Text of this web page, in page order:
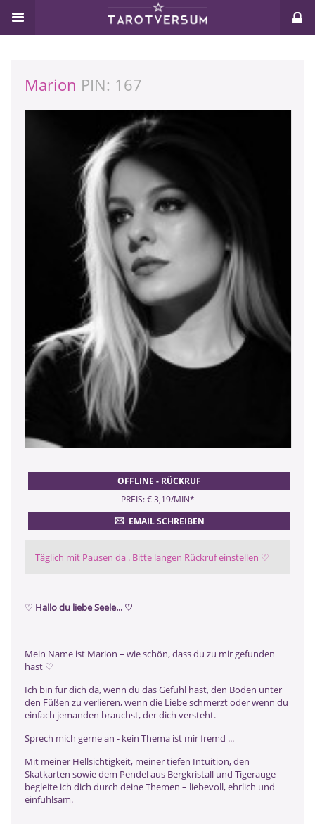
Marion PIN: 167
OFFLINE - RÜCKRUF
PREIS: € 3,19/MIN*
EMAIL SCHREIBEN
Täglich mit Pausen da . Bitte langen Rückruf einstellen ♡
♡ Hallo du liebe Seele... ♡
Mein Name ist Marion – wie schön, dass du zu mir gefunden
hast ♡
Ich bin für dich da, wenn du das Gefühl hast, den Boden unter
den Füßen zu verlieren, wenn die Liebe schmerzt oder wenn du
einfach jemanden brauchst, der dich versteht.
Sprech mich gerne an - kein Thema ist mir fremd ...
Mit meiner Hellsichtigkeit, meiner tiefen Intuition, den
Skatkarten sowie dem Pendel aus Bergkristall und Tigerauge
begleite ich dich durch deine Themen – liebevoll, ehrlich und
einfühlsam.